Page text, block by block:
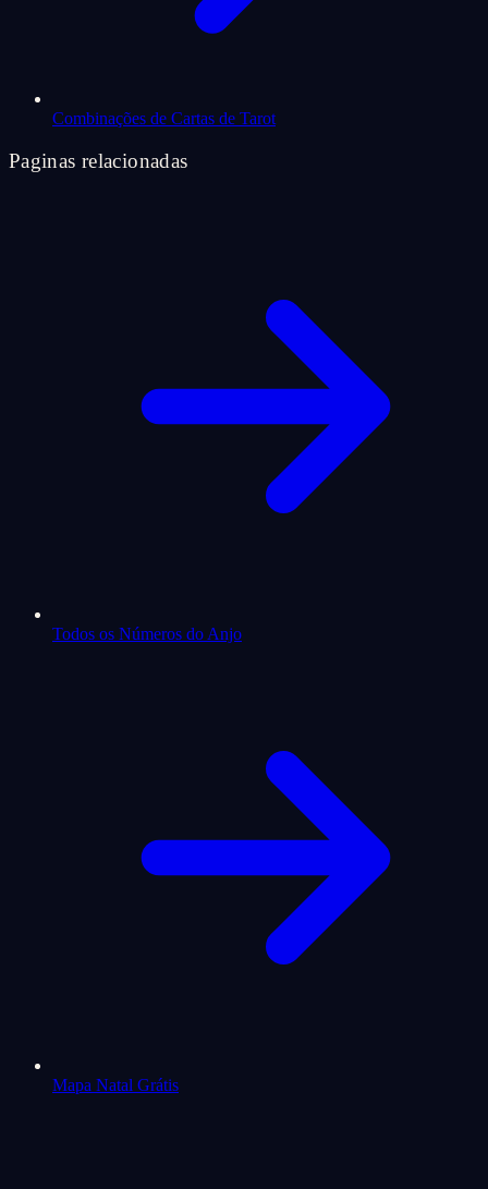
Combinações de Cartas de Tarot
Paginas relacionadas
Todos os Números do Anjo
Mapa Natal Grátis